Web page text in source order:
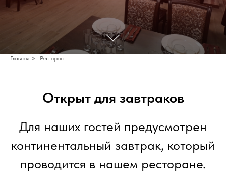
Главная » Ресторан
Открыт для завтраков
Для наших гостей предусмотрен
континентальный завтрак, который
проводится в нашем ресторане.